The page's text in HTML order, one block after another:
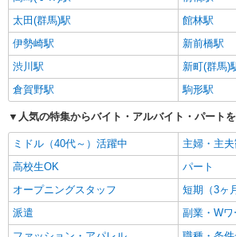
太田(群馬)駅
館林駅
伊勢崎駅
新前橋駅
渋川駅
新町(群馬)
倉賀野駅
駒形駅
人気の特集からバイト・アルバイト・パート
ミドル（40代～）活躍中
主婦・主
高校生OK
パート
オープニングスタッフ
短期（3ヶ
派遣
副業・W